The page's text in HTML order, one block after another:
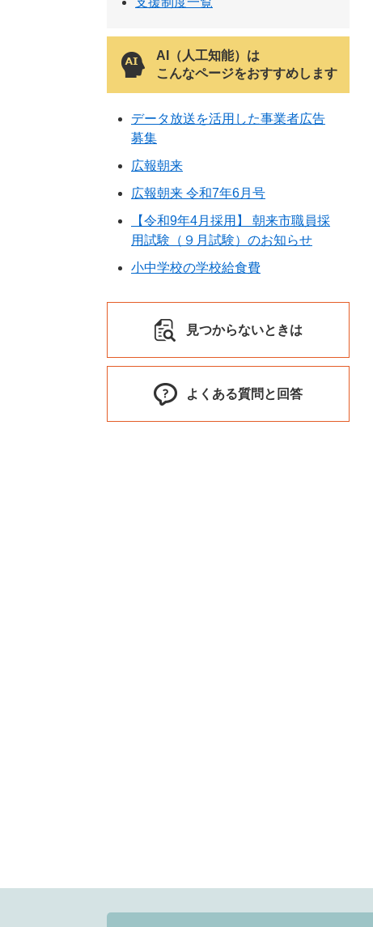
AI（人工知能）は
こんなページをおすすめします
データ放送を活用した事業者広告
募集
広報朝来
広報朝来 令和7年6月号
【令和9年4月採用】 朝来市職員採
用試験（９月試験）のお知らせ
小中学校の学校給食費
見つからないときは
よくある質問と回答